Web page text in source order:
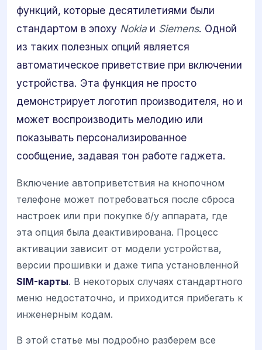
функций, которые десятилетиями были
стандартом в эпоху Nokia и Siemens. Одной
из таких полезных опций является
автоматическое приветствие при включении
устройства. Эта функция не просто
демонстрирует логотип производителя, но и
может воспроизводить мелодию или
показывать персонализированное
сообщение, задавая тон работе гаджета.
Включение автоприветствия на кнопочном
телефоне может потребоваться после сброса
настроек или при покупке б/у аппарата, где
эта опция была деактивирована. Процесс
активации зависит от модели устройства,
версии прошивки и даже типа установленной
SIM-карты. В некоторых случаях стандартного
меню недостаточно, и приходится прибегать к
инженерным кодам.
В этой статье мы подробно разберем все